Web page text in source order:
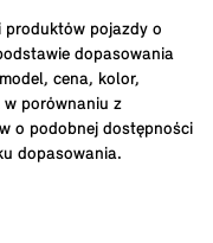
produktów pojazdy o
dopasowania
cena, kolor,
porównaniu z
o podobnej dostępności
dopasowania.